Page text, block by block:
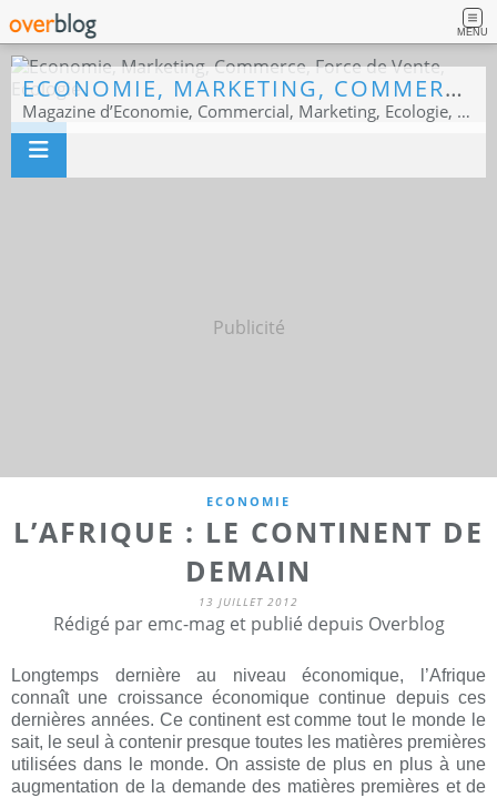
MENU
ECONOMIE, MARKETING, COMMERCE, FORCE DE VENTE, ECOLOGIE
Magazine d’Economie, Commercial, Marketing, Ecologie, Sport business
Publicité
ECONOMIE
L’AFRIQUE : LE CONTINENT DE
DEMAIN
13 JUILLET 2012
Rédigé par emc-mag et publié depuis Overblog
Longtemps dernière au niveau économique, l’Afrique
connaît une croissance économique continue depuis ces
dernières années. Ce continent est comme tout le monde le
sait, le seul à contenir presque toutes les matières premières
utilisées dans le monde. On assiste de plus en plus à une
augmentation de la demande des matières premières et de